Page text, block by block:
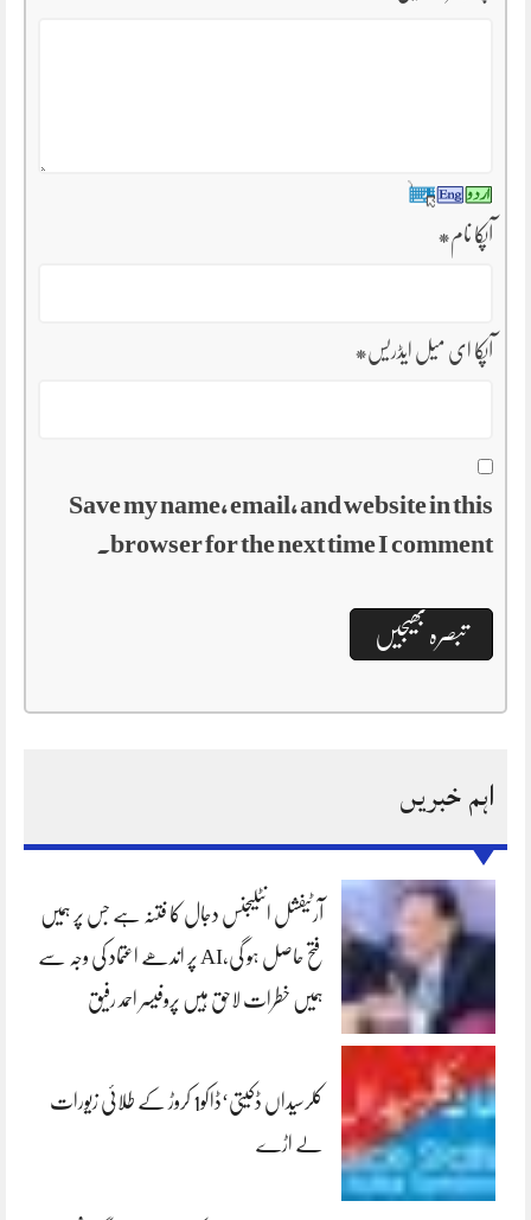
آپکا نام*
آپکا ای میل ایڈریس*
Save my name, email, and website in this
browser for the next time I comment.
اہم خبریں
آرٹیفشل انٹلیجنس دجال کا فتنہ ہے جس پر ہمیں
فتح حاصل ہو گی،AI پر اندھے اعتماد کی وجہ سے
ہمیں خطرات لاحق ہیں پروفیسر احمد رفیق
کلرسیداں ڈکیتی‘ڈاکو1 کروڑ کے طلائی زیورات
لے اڑے